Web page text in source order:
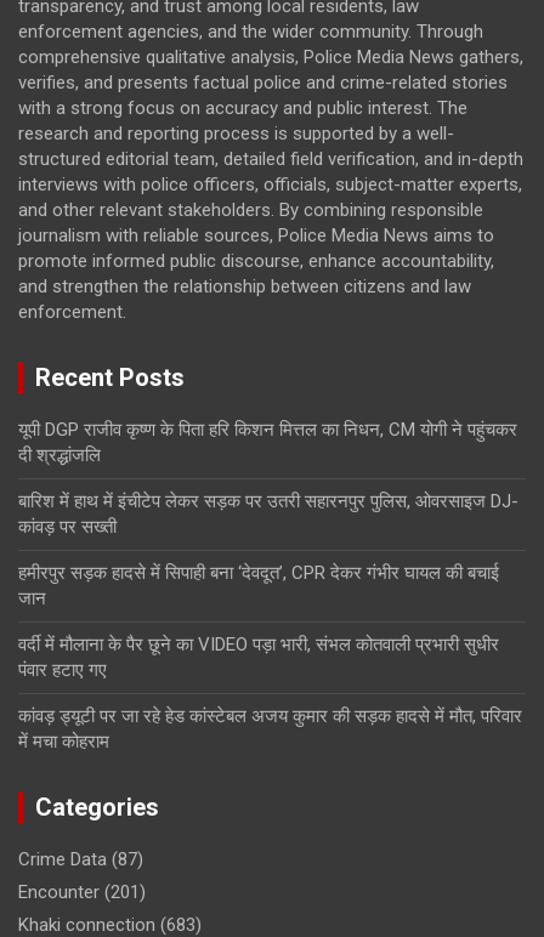
transparency, and trust among local residents, law
enforcement agencies, and the wider community. Through
comprehensive qualitative analysis, Police Media News gathers,
verifies, and presents factual police and crime-related stories
with a strong focus on accuracy and public interest. The
research and reporting process is supported by a well-
structured editorial team, detailed field verification, and in-depth
interviews with police officers, officials, subject-matter experts,
and other relevant stakeholders. By combining responsible
journalism with reliable sources, Police Media News aims to
promote informed public discourse, enhance accountability,
and strengthen the relationship between citizens and law
enforcement.
Recent Posts
यूपी DGP राजीव कृष्ण के पिता हरि किशन मित्तल का निधन, CM योगी ने पहुंचकर
दी श्रद्धांजलि
बारिश में हाथ में इंचीटेप लेकर सड़क पर उतरी सहारनपुर पुलिस, ओवरसाइज DJ-
कांवड़ पर सख्ती
हमीरपुर सड़क हादसे में सिपाही बना ‘देवदूत’, CPR देकर गंभीर घायल की बचाई
जान
वर्दी में मौलाना के पैर छूने का VIDEO पड़ा भारी, संभल कोतवाली प्रभारी सुधीर
पंवार हटाए गए
कांवड़ ड्यूटी पर जा रहे हेड कांस्टेबल अजय कुमार की सड़क हादसे में मौत, परिवार
में मचा कोहराम
Categories
Crime Data (87)
Encounter (201)
Khaki connection (683)